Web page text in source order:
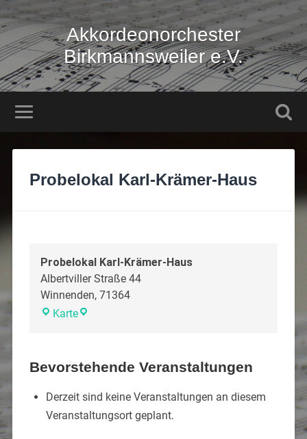
Akkordeonorchester
Birkmannsweiler e.V.
Probelokal Karl-Krämer-Haus
Probelokal Karl-Krämer-Haus
Albertviller Straße 44
Winnenden, 71364
Karte
Bevorstehende Veranstaltungen
Derzeit sind keine Veranstaltungen an diesem
Veranstaltungsort geplant.